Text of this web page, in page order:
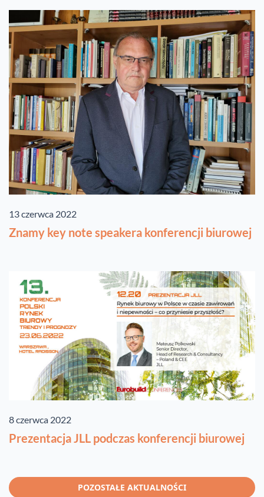
13 czerwca 2022
Znamy key note speakera konferencji biurowej
8 czerwca 2022
Prezentacja JLL podczas konferencji biurowej
POZOSTAŁE AKTUALNOŚCI